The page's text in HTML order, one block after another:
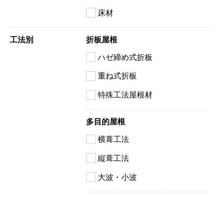
床材
工法別 折板屋根
ハゼ締め式折板
重ね式折板
特殊工法屋根材
多目的屋根
横葺工法
縦葺工法
大波・小波